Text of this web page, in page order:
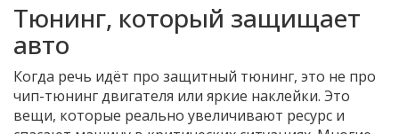
Тюнинг, который защищает
авто
Когда речь идёт про защитный тюнинг, это не про
чип-тюнинг двигателя или яркие наклейки. Это
вещи, которые реально увеличивают ресурс и